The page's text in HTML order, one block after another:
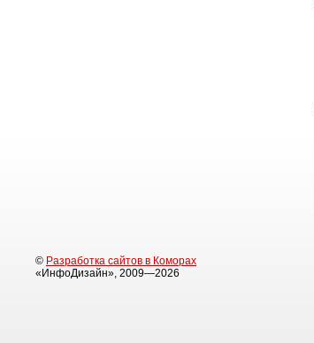
© Разработка сайтов в Коморах
«ИнфоДизайн», 2009—2026